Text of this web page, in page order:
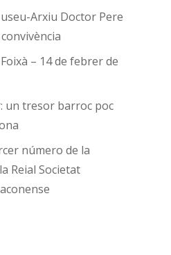
Arxiu Doctor Pere
– 14 de febrer de
un tresor barroc poc
número de la
Reial Societat